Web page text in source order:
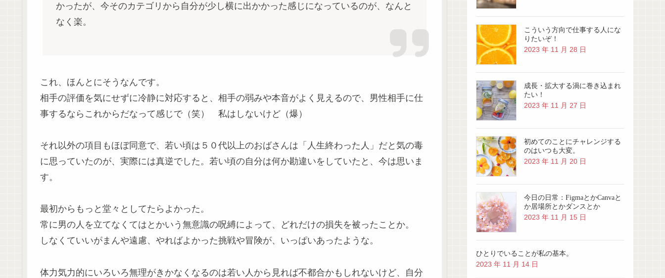
かったが、今そのカテゴリから自分が少し横に出かかった感じになっているのが、なんと
なく楽。
これ、ほんとにそうなんです。
相手の評価を気にせずに冷静に対応すると、相手の弱みや本音がよく見えるので、男性相手に仕
事するならこれからだなって感じで（笑） 私はしないけど（爆）
それ以外の項目もほぼ同意で、若い頃は５０代以上のおばさんは「人生終わった人」だと気の毒
に思っていたのが、実際には真逆でした。若い頃の自分は何か勘違いをしていたと、今は思いま
す。
最初からもっと堂々としてたらよかった。
常に男の人を立てなくてはとかいう無意識の呪縛によって、どれだけの損失を被ったことか。
しなくていいがまんや遠慮、やればよかった挑戦や冒険が、いっぱいあったような。
体力気力的にいろいろ無理がきかなくなるのは若い人から見れば不都合かもしれないけど、自分
こういう方向で仕事する人にな
りたいぞ！
2023 年 11 月 28 日
成長・拡大する渦に巻き込まれ
たい！
2023 年 11 月 27 日
初めてのことにチャレンジする
のはいつも大変。
2023 年 11 月 20 日
今日の日常：FigmaとかCanvaと
か居場所とかダンスとか
2023 年 11 月 15 日
ひとりでいることが私の基本。
2023 年 11 月 14 日